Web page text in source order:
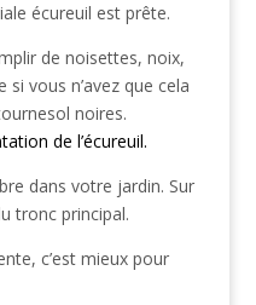
écureuil est prête.
de noisettes, noix,
vous n’avez que cela
noires.
de l’écureuil.
dans votre jardin. Sur
tronc principal.
c’est mieux pour